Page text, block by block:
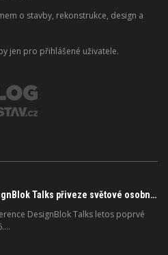
o stavby, rekonstrukce, design a
jen pro přihlášené uživatele.
Konference DesignBlok Talks přiveze světové osobnosti designu a architektury
DesignBlok Talks letos poprvé